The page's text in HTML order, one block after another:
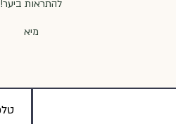
להתראות ביער!
מיא